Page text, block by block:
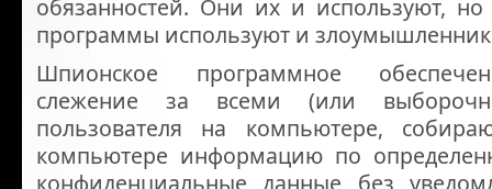
обязанностей. Они их и используют,
программы используют и
Шпионское программное
слежение за всеми (или
пользователя на компьютере,
компьютере информацию по